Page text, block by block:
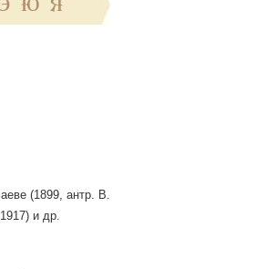
Ю Я
(1899, антр. В.
и др.